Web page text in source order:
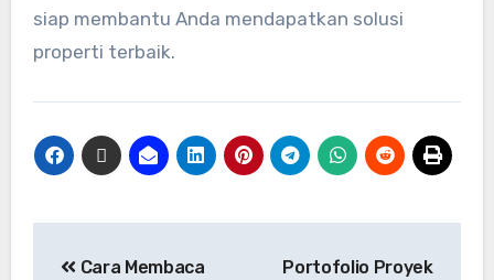
siap membantu Anda mendapatkan solusi
properti terbaik.
Cara Membaca
Portofolio Proyek